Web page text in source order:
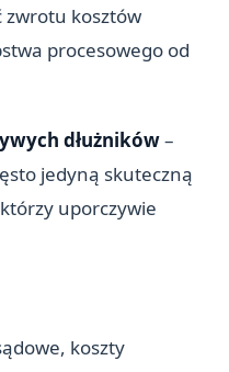
zwrotu kosztów
procesowego od
dłużników–
jedyną skuteczną
uporczywie
koszty